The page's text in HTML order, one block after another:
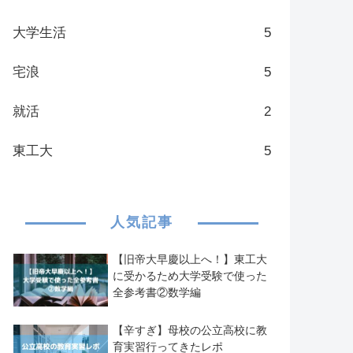
大学生活 5
宅浪 5
就活 2
東工大 5
人気記事
【旧帝大早慶以上へ！】東工大
に受かるため大学受験で使った
全参考書②数学編
【辛すぎ】母校の公立高校に教
育実習行ってきたレポ